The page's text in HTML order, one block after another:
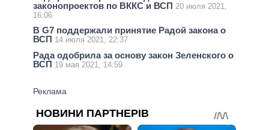
законопроектов по ВККС и ВСП 20 июля 2021,
16:06
В G7 поддержали принятие Радой закона о
ВСП 14 июля 2021, 22:37
Рада одобрила за основу закон Зеленского о
ВСП 19 мая 2021, 14:59